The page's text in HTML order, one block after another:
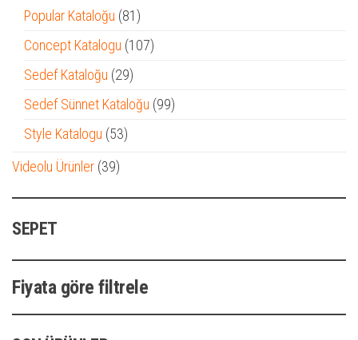
ürün
Popular Kataloğu 8181
ürün
Concept Katalogu 107107
Sedef Kataloğu 2929
ürün
Sedef Sünnet Kataloğu 9999
Style Katalogu 5353
Videolu Ürünler 3939
SEPET
Fiyata göre filtrele